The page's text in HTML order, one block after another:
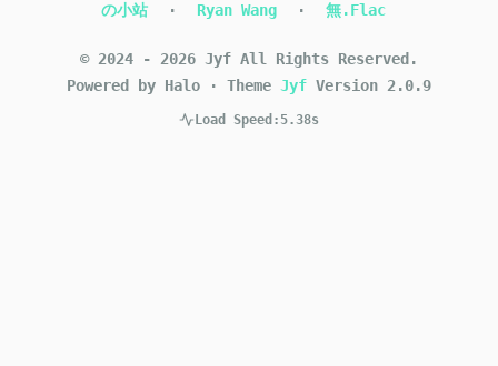
の小站
· Ryan Wang · 無.Flac
© 2024 - 2026 Jyf All Rights Reserved.
Powered by Halo
· Theme Jyf Version 2.0.9
Load Speed: 5.38s